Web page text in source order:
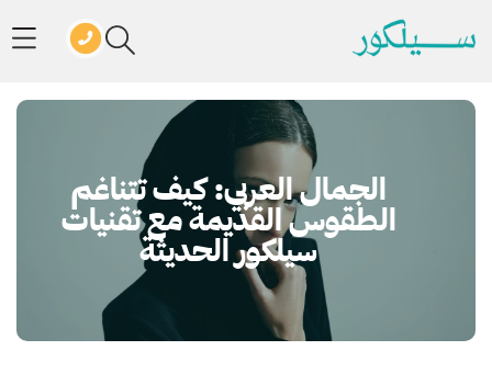
الجمال العربي: كيف تتناغم
الطقوس القديمة مع تقنيات
سيلكور الحديثة